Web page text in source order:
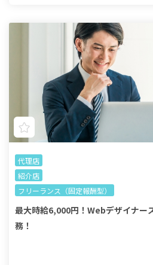
代理店
紹介店
フリーランス（固定報酬型）
最大時給6,000円！Webデザイナー
務！